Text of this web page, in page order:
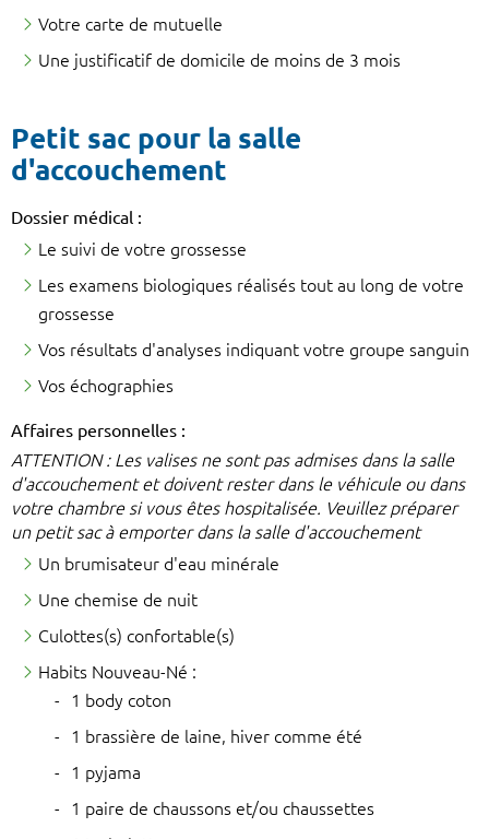
Votre carte de mutuelle
Une justificatif de domicile de moins de 3 mois
Petit sac pour la salle
d'accouchement
Dossier médical :
Le suivi de votre grossesse
Les examens biologiques réalisés tout au long de votre
grossesse
Vos résultats d'analyses indiquant votre groupe sanguin
Vos échographies
Affaires personnelles :
ATTENTION : Les valises ne sont pas admises dans la salle
d'accouchement et doivent rester dans le véhicule ou dans
votre chambre si vous êtes hospitalisée. Veuillez préparer
un petit sac à emporter dans la salle d'accouchement
Un brumisateur d'eau minérale
Une chemise de nuit
Culottes(s) confortable(s)
Habits Nouveau-Né :
1 body coton
1 brassière de laine, hiver comme été
1 pyjama
1 paire de chaussons et/ou chaussettes